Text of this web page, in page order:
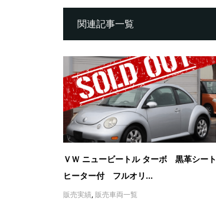
関連記事一覧
ＶＷ ニュービートル ターボ 黒革シート
ヒーター付 フルオリ...
販売実績,販売車両一覧